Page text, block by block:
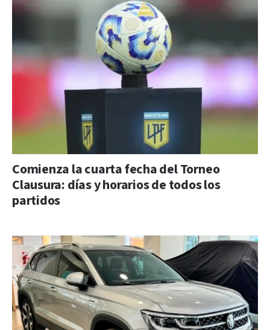
Comienza la cuarta fecha del Torneo
Clausura: días y horarios de todos los
partidos